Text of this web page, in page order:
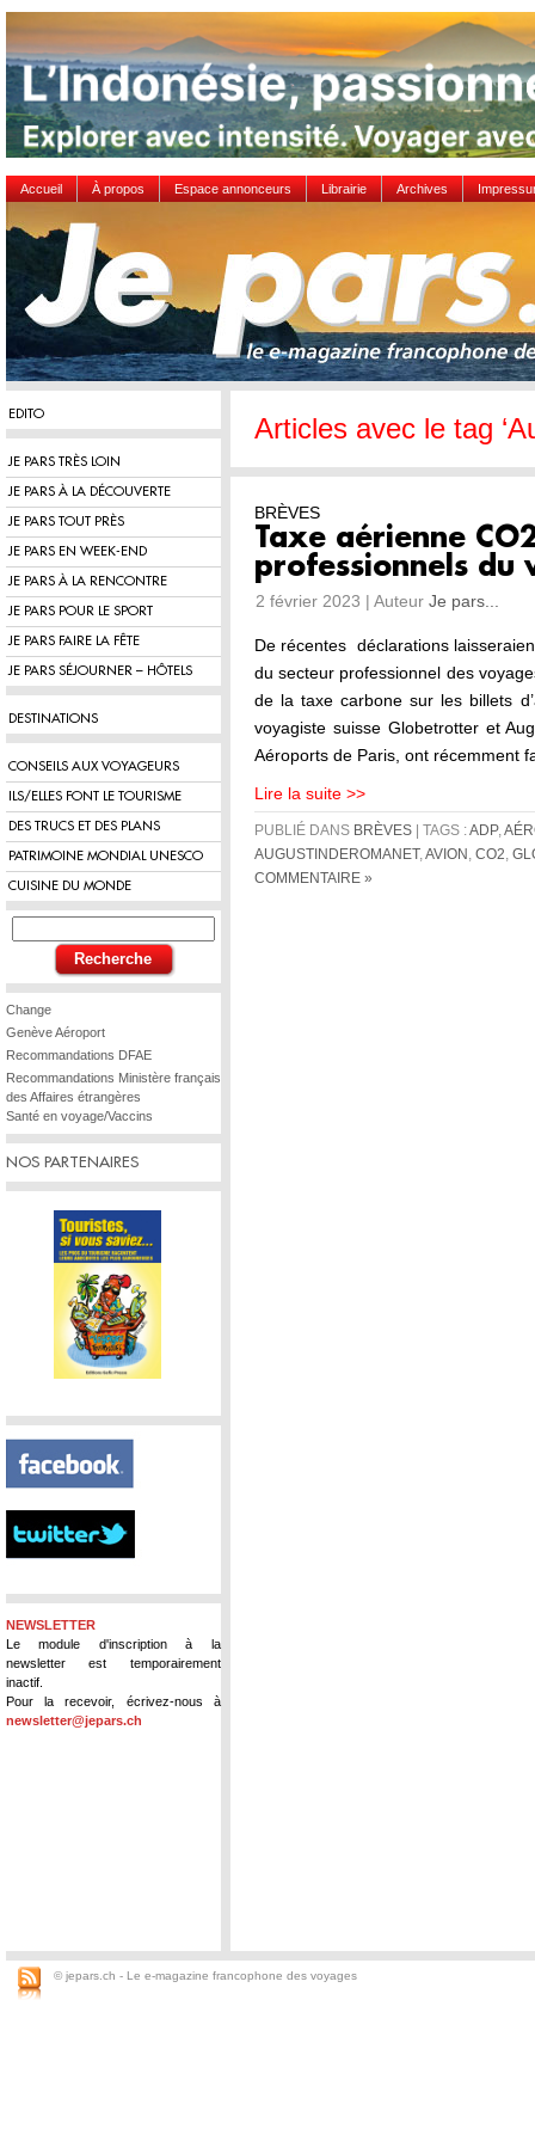
Accueil À propos Espace annonceurs Librairie Archives
EDITO
JE PARS TRÈS LOIN
JE PARS À LA DÉCOUVERTE
JE PARS TOUT PRÈS
JE PARS EN WEEK-END
JE PARS À LA RENCONTRE
JE PARS POUR LE SPORT
JE PARS FAIRE LA FÊTE
JE PARS SÉJOURNER – HÔTELS
DESTINATIONS
CONSEILS AUX VOYAGEURS
ILS/ELLES FONT LE TOURISME
DES TRUCS ET DES PLANS
PATRIMOINE MONDIAL UNESCO
CUISINE DU MONDE
Change
Genève Aéroport
Recommandations DFAE
Recommandations Ministère français
des Affaires étrangères
Santé en voyage/Vaccins
NOS PARTENAIRES
NEWSLETTER
Le module d'inscription à la
newsletter est temporairement
inactif.
Pour la recevoir, écrivez-nous à
newsletter@jepars.ch
Articles avec le tag
BRÈVES
Taxe aérienne
professionnels du
2 février 2023 | Auteur Je pars...
De récentes déclarations
du secteur professionnel des
de la taxe carbone sur les billets
voyagiste suisse Globetrotter et
Aéroports de Paris, ont récemment
Lire la suite >>
PUBLIÉ DANS BRÈVES | TAGS :ADP,
AUGUSTINDEROMANET, AVION CO2
COMMENTAIRE »
© jepars.ch - Le e-magazine francophone des voyages